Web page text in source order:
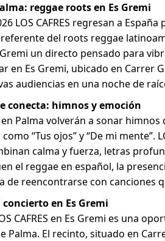
reggae roots en Es Gremi
LOS CAFRES regresan a
del roots reggae
un directo pensado para
en Es Gremi, ubicado en Carrer
audiencias en una noche de
conecta: himnos y emoción
Palma volverán a sonar
“Tus ojos” y “De mi mente”.
calma y fuerza, letras
el reggae en español, la
de reencontrarse con canciones
en Es Gremi
CAFRES en Es Gremi es una
Palma. El recinto, situado en